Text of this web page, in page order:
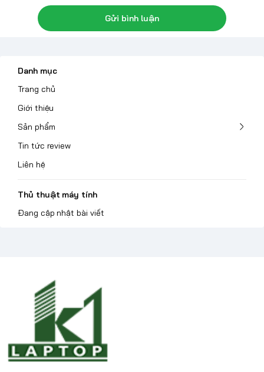
Gửi bình luận
Danh mục
Trang chủ
Giới thiệu
Sản phẩm
Tin tức review
Liên hệ
Thủ thuật máy tính
Đang cập nhật bài viết